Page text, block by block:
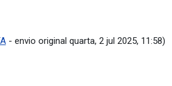
- envio original quarta, 2 jul 2025, 11:58)